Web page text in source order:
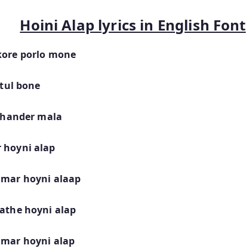
Hoini Alap lyrics in English Font
porlo mone
bone
mala
hoyni alap
hoyni alaap
hoyni alap
hoyni alap